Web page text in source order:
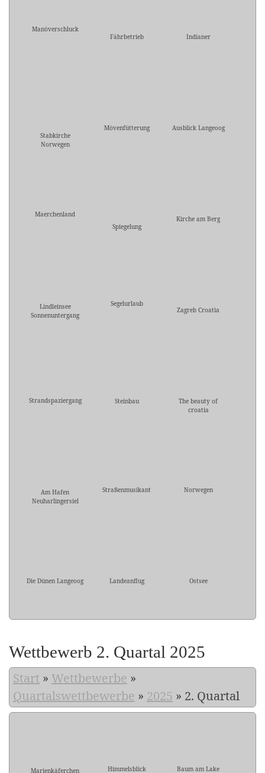
Manöverschluck
Fährbetrieb
Indianer
Stabkirche
Norwegen
Mövenfütterung Ausblick Langeoog
Maerchenland
Spiegelung
Kirche am Berg
Lindleinsee
Sonnenuntergang
Segelurlaub
Zagreb Croatia
Strandspaziergang Steinbau
The beauty of
croatia
Am Hafen
Neuharlingersiel
Straßenmusikant Norwegen
Die Dünen Langeoog Landeanflug Ostsee
Wettbewerb 2. Quartal 2025
Start » Wettbewerbe »
Quartalswettbewerbe » 2025 » 2. Quartal
Marienkäferchen Himmelsblick Baum am Lake